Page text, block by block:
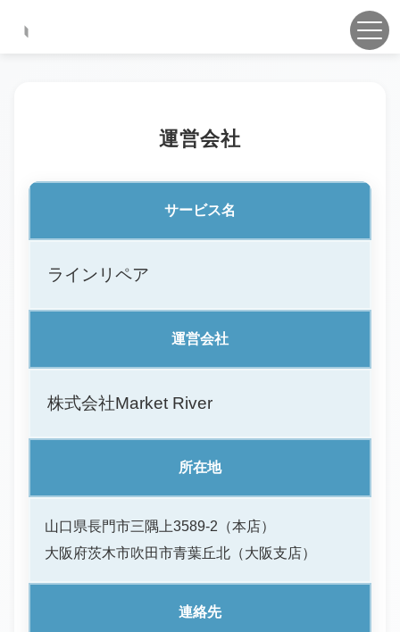
運営会社
サービス名
ラインリペア
運営会社
株式会社Market River
所在地
山口県長門市三隅上3589-2（本店）
大阪府茨木市吹田市青葉丘北（大阪支店）
連絡先